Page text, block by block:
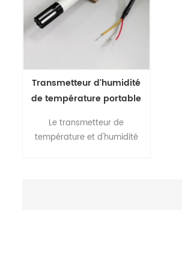
Transmetteur d'humidité
de température portable
20ma
Le transmetteur de
température et d'humidité